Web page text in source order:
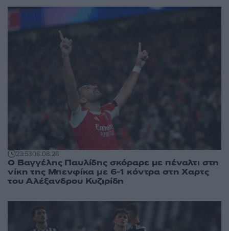
23:5306.08.26
Ο Βαγγέλης Παυλίδης σκόραρε με πέναλτι στη
νίκη της Μπενφίκα με 6-1 κόντρα στη Χαρτς
του Αλέξανδρου Κυζιρίδη